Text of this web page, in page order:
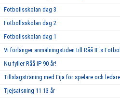
Fotbollsskolan dag 3
Fotbollsskolan dag 2
Fotbollsskolan dag 1
Vi förlänger anmälningstiden till Råå IF:s
Nu fyller Råå IP 90 år!
Tillslagsträning med Eija för spelare och
Tjejsatsning 11-13 år